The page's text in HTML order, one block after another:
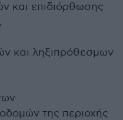
και επιδιόρθωσης
και ληξιπρόθεσμων
της περιοχής